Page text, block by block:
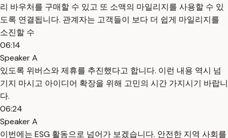
리 바우처를 구매할 수 있고 또 소액의 마일리지를 사용할 수 있
도록 연결됩니다. 관계자는 고객들이 보다 더 쉽게 마일리지를
소진할 수
06:14
Speaker A
있도록 위버스와 제휴를 추진했다고 합니다. 이런 내용 역시 넘
기지 마시고 아이디어 확장을 위해 고민의 시간 가지시기 바랍니
다.
06:24
Speaker A
이번에는 ESG 활동으로 넘어가 보겠습니다. 안전한 지역 사회를